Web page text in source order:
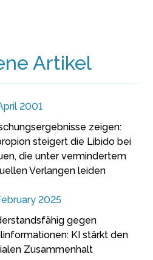
Artikel
2001
zeigen:
steigert die Libido bei
die unter vermindertem
Verlangen leiden
2025
gegen
KI stärkt den
Zusammenhalt